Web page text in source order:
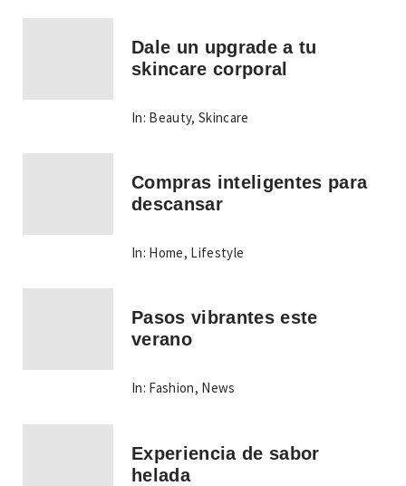
Dale un upgrade a tu
skincare corporal
In: Beauty,Skincare
Compras inteligentes para
descansar
In: Home, Lifestyle
Pasos vibrantes este
verano
In: Fashion, News
Experiencia de sabor
helada